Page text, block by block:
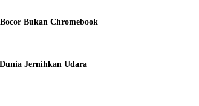
Bukan Chromebook
Jernihkan Udara